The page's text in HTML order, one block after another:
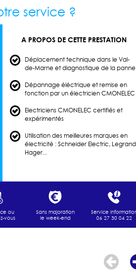
service ?
A PROPOS DE CETTE PRESTATION
Déplacement technique dans le Val-
de-Marne et diagnostique de la panne
Dépannage éléctrique et remise en
fonction par un électricien CMONELEC
Electriciens CMONELEC certifiés et
expérimentés
Utilisation des meilleures marques en
électricité : Schneider Electric,
Hager...
ou
vous
Sans majoration
le week-end
Service
06 27 30 04 22